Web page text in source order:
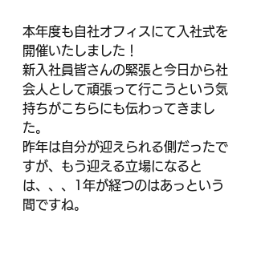
本年度も自社オフィスにて入社式を
開催いたしました！
新入社員皆さんの緊張と今日から社
会人として頑張って行こうという気
持ちがこちらにも伝わってきまし
た。
昨年は自分が迎えられる側だったで
すが、もう迎える立場になると
は、、、1年が経つのはあっという
間ですね。